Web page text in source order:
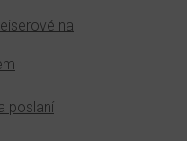
na
poslaní